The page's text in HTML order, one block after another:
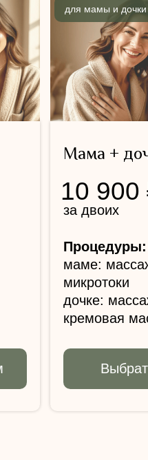
Мама +
за двоих
Процедуры:
маме:
микротоки
дочке:
кремовая
10 900
для мамы и дочки